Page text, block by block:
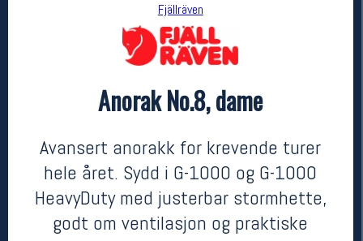
Fjällräven
Anorak No.8, dame
Avansert anorakk for krevende turer
hele året. Sydd i G-1000 og G-1000
HeavyDuty med justerbar stormhette,
godt om ventilasjon og praktiske
Fjällräven
kr 6299